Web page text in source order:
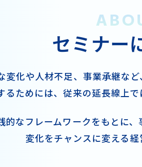
セミナー
変化や人材不足、事業承継など
るためには、従来の延長線上
的なフレームワークをもとに、
変化をチャンスに変える経